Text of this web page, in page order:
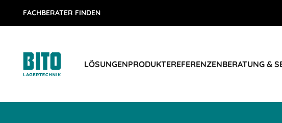
FACHBERATER FINDEN
LÖSUNGENPRODUKTEREFERENZENBERATUNG &